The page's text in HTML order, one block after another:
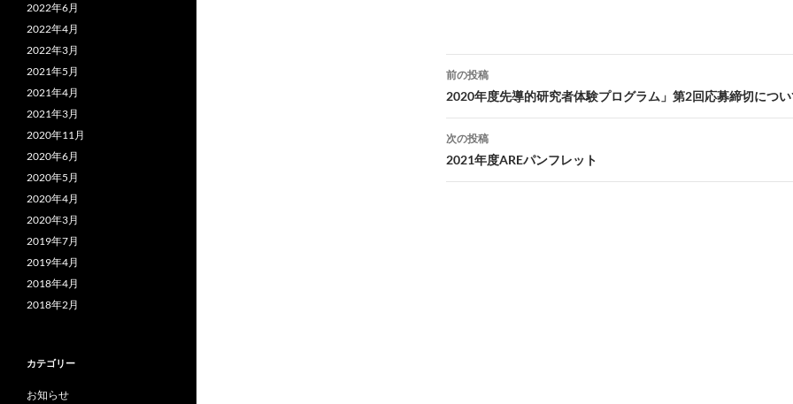
投
稿
ナ
ビ
ゲ
前の投稿
2020年度先導的研究者体験プログラム」第2回応募締切につ
次の投稿
2021年度AREパンフレット
2022年6月
2022年4月
2022年3月
2021年5月
2021年4月
2021年3月
2020年11月
2020年6月
2020年5月
2020年4月
2020年3月
2019年7月
2019年4月
2018年4月
2018年2月
カテゴリー
お知らせ